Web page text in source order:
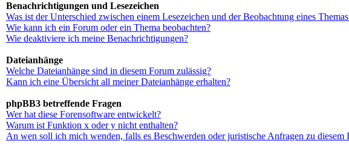
Benachrichtigungen und Lesezeichen
Was ist der Unterschied zwischen einem Lesezeichen und der Beobachtung eines
Wie kann ich ein Forum oder ein Thema beobachten?
Wie deaktiviere ich meine Benachrichtigungen?
Dateianhänge
Welche Dateianhänge sind in diesem Forum zulässig?
Kann ich eine Übersicht all meiner Dateianhänge erhalten?
phpBB3 betreffende Fragen
Wer hat diese Forensoftware entwickelt?
Warum ist Funktion x oder y nicht enthalten?
An wen soll ich mich wenden, falls es Beschwerden oder juristische Anfragen zu diesem